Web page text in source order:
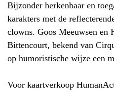
Bijzonder herkenbaar en
karakters met de
clowns. Goos Meeuwsen en
Bittencourt, bekend van
op humoristische wijze een
Voor kaartverkoop